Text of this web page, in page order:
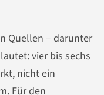
Quellen – darunter
vier bis sechs
nicht ein
Für den